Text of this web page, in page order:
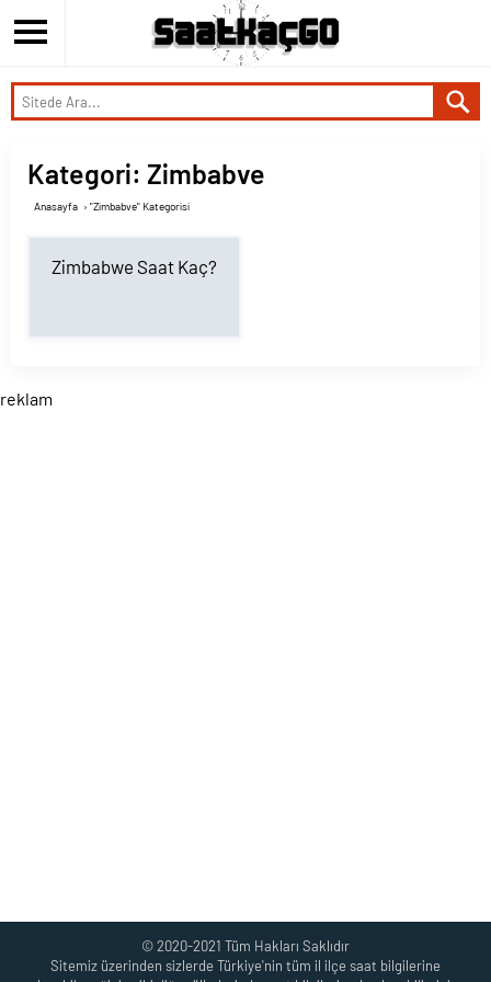
Kategori: Zimbabve
Anasayfa › "Zimbabve" Kategorisi
Zimbabwe Saat Kaç?
reklam
© 2020-2021 Tüm Hakları Saklıdır
Sitemiz üzerinden sizlerde Türkiye'nin tüm il ilçe saat bilgilerine